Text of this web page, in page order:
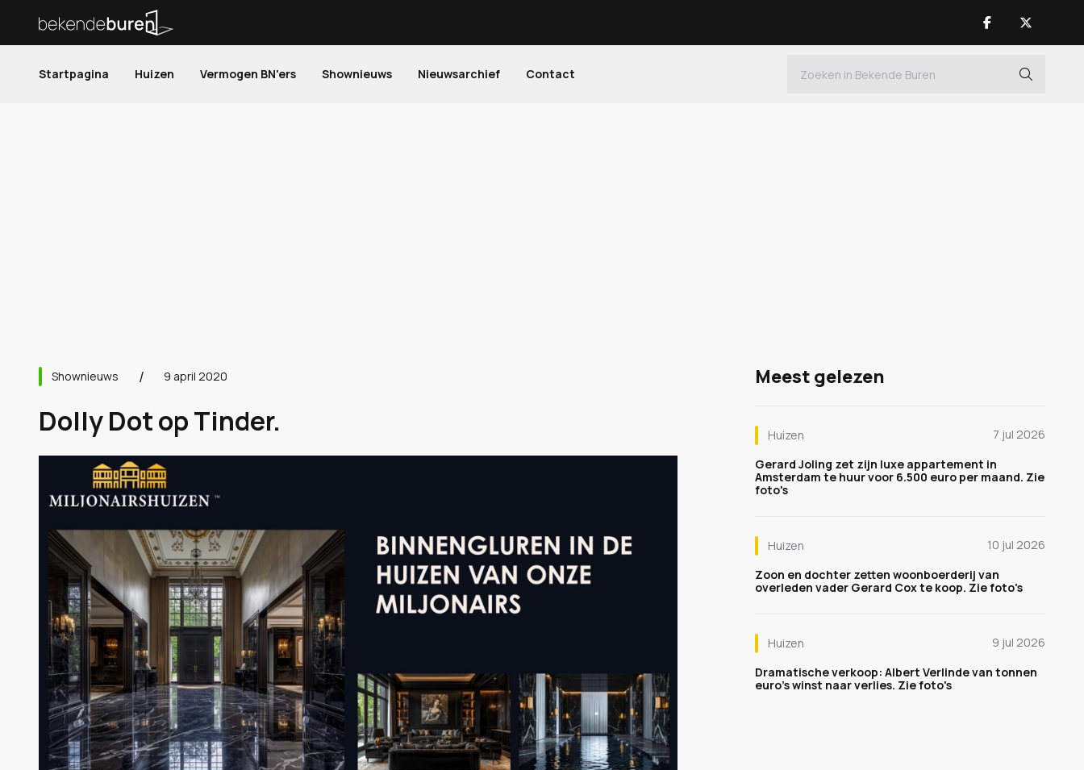
Startpagina Huizen Vermogen BN'ers Shownieuws Nieuwsarchief Contact
Shownieuws 9 april 2020
Dolly Dot op Tinder.
Meest gelezen
Huizen
7 jul 2026
Gerard Joling zet zijn luxe appartement in
Amsterdam te huur voor 6.500 euro per maand. Zie
foto's
Huizen
10 jul 2026
Zoon en dochter zetten woonboerderij van
overleden vader Gerard Cox te koop. Zie foto's
Huizen
9 jul 2026
Dramatische verkoop: Albert Verlinde van tonnen
euro's winst naar verlies. Zie foto's